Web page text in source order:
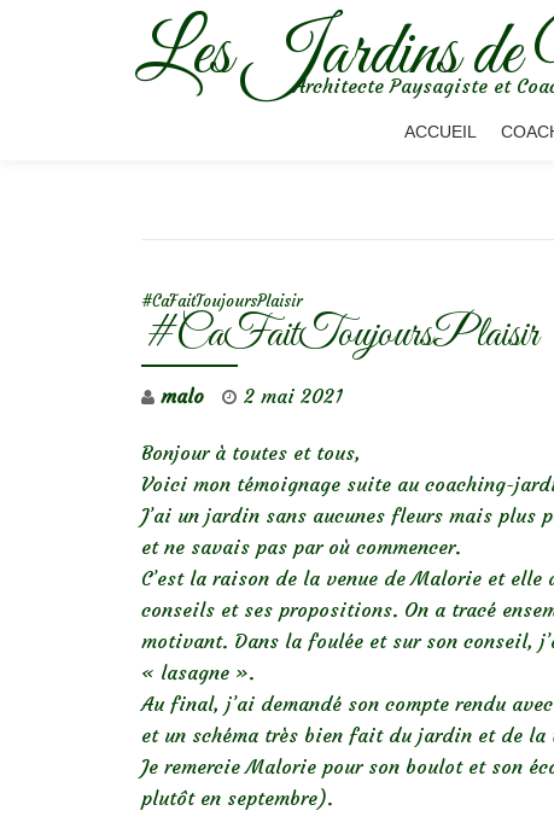
Les Jardins
Architecte Paysagiste et
ACCUEIL
#CaFaitToujoursPlaisir
#CaFaitToujoursPlaisir
malo 2 mai 2021
Bonjour à toutes et tous,
Voici mon témoignage suite au coaching-
J’ai un jardin sans aucunes fleurs mais plus
et ne savais pas par où commencer.
C’est la raison de la venue de Malorie et
conseils et ses propositions. On a tracé
motivant. Dans la foulée et sur son conseil,
« lasagne ».
Au final, j’ai demandé son compte rendu
et un schéma très bien fait du jardin et de la
Je remercie Malorie pour son boulot et son
plutôt en septembre).